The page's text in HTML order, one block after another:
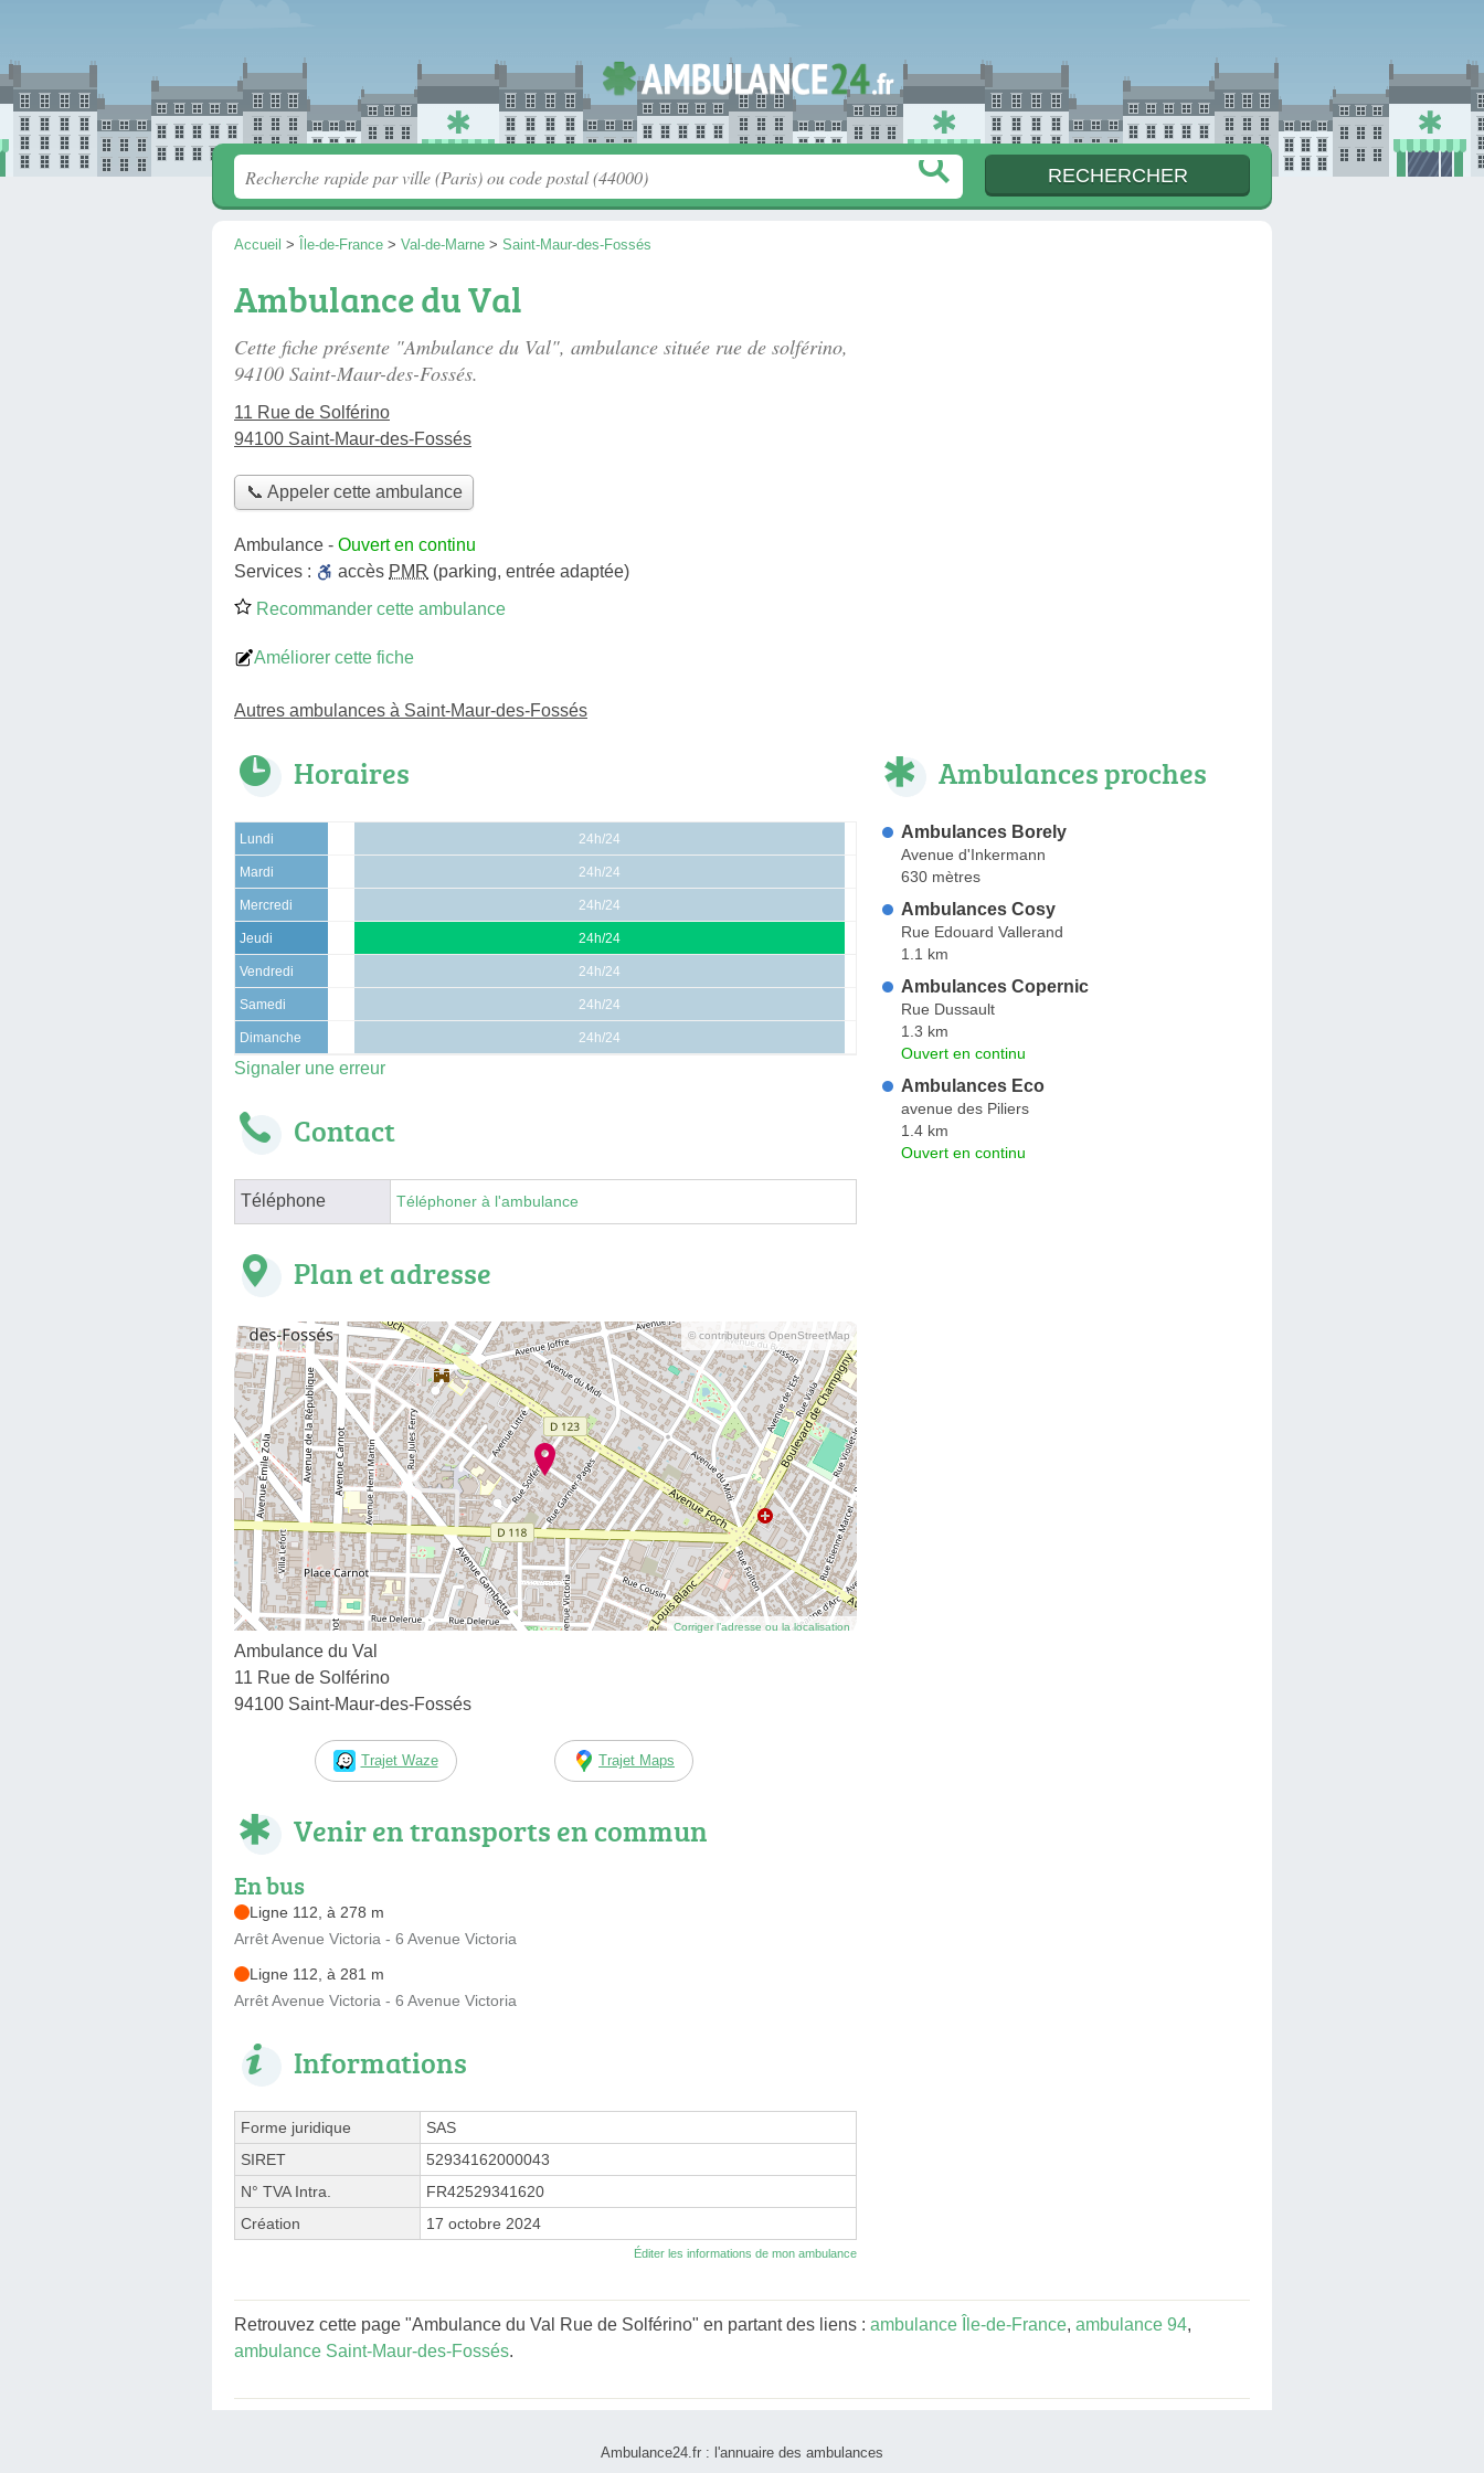
Accueil > Île-de-France > Val-de-Marne > Saint-Maur-des-Fossés
Ambulance du Val
Cette fiche présente "Ambulance du Val", ambulance située rue de solférino,
94100 Saint-Maur-des-Fossés.
11 Rue de Solférino
94100 Saint-Maur-des-Fossés
📞 Appeler cette ambulance
Ambulance - Ouvert en continu
Services :
accès PMR (parking, entrée adaptée)
Recommander cette ambulance
Améliorer cette fiche
Autres ambulances à Saint-Maur-des-Fossés
Horaires
Lundi 24h/24
Mardi 24h/24
Mercredi 24h/24
Jeudi 24h/24
Vendredi 24h/24
Samedi 24h/24
Dimanche 24h/24
Signaler une erreur
Contact
Téléphone Téléphoner à l'ambulance
Plan et adresse
© contributeurs OpenStreetMap
Corriger l’adresse ou la localisation
Ambulance du Val
11 Rue de Solférino
94100 Saint-Maur-des-Fossés
Trajet Waze Trajet Maps
Venir en transports en commun
En bus
Ligne 112, à 278 m
Arrêt Avenue Victoria - 6 Avenue Victoria
Ligne 112, à 281 m
Arrêt Avenue Victoria - 6 Avenue Victoria
Informations
Forme juridique
SAS
SIRET
52934162000043
N° TVA Intra.
FR42529341620
Création
17 octobre 2024
Éditer les informations de mon ambulance
Ambulances proches
Ambulances Borely
Avenue d'Inkermann
630 mètres
Ambulances Cosy
Rue Edouard Vallerand
1.1 km
Ambulances Copernic
Rue Dussault
1.3 km
Ouvert en continu
Ambulances Eco
avenue des Piliers
1.4 km
Ouvert en continu
Retrouvez cette page "Ambulance du Val Rue de Solférino" en partant des liens : ambulance Île-de-France, ambulance 94,
ambulance Saint-Maur-des-Fossés.
Ambulance24.fr : l'annuaire des ambulances